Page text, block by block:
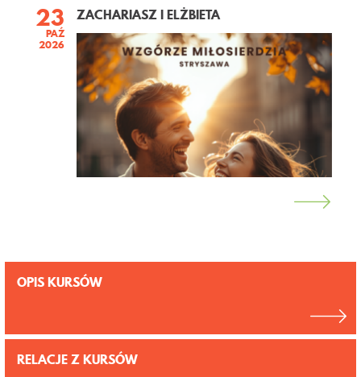
23
PAŹ
2026
ZACHARIASZ I ELŻBIETA
OPIS KURSÓW
RELACJE Z KURSÓW